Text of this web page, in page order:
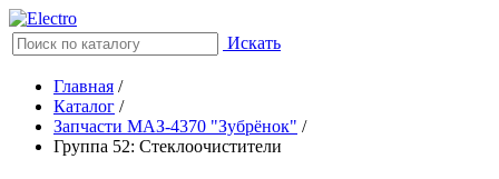
Искать
Главная /
Каталог /
Запчасти МАЗ-4370 "Зубрёнок" /
Группа 52: Стеклоочистители